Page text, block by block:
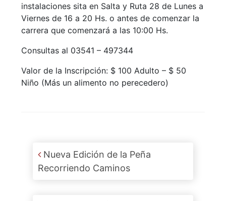
instalaciones sita en Salta y Ruta 28 de Lunes a
Viernes de 16 a 20 Hs. o antes de comenzar la
carrera que comenzará a las 10:00 Hs.
Consultas al 03541 – 497344
Valor de la Inscripción: $ 100 Adulto – $ 50
Niño (Más un alimento no perecedero)
Post navigation
Nueva Edición de la Peña
Recorriendo Caminos